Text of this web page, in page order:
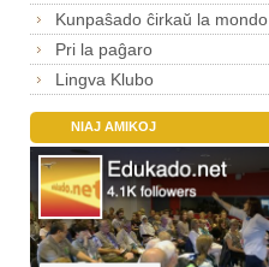
Kunpaŝado ĉirkaŭ la mondo
Pri la paĝaro
Lingva Klubo
NIAJ AMIKOJ